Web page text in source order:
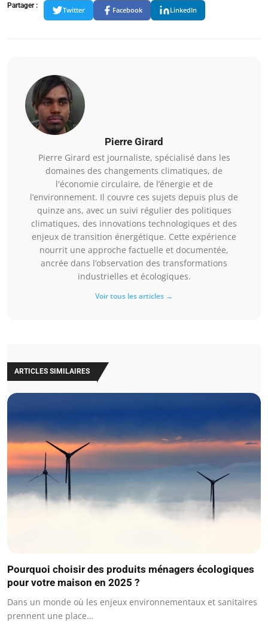
Partager :
Twitter Facebook LinkedIn
Pierre Girard
Pierre Girard est journaliste, spécialisé dans les
domaines des changements climatiques, de
l'économie circulaire, de l’énergie et de
l’environnement. Il couvre ces sujets depuis plus de
quinze ans, avec un suivi régulier des politiques
climatiques, des innovations technologiques et des
enjeux de transition énergétique. Cette expérience
nourrit une approche factuelle et documentée,
ancrée dans l’observation des transformations
industrielles et écologiques.
Voir tous les articles →
ARTICLES SIMILAIRES
Pourquoi choisir des produits ménagers écologiques
pour votre maison en 2025 ?
Dans un monde où les enjeux environnementaux et sanitaires
prennent une place…